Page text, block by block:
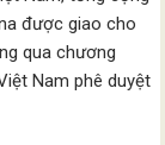
được giao cho
qua chương
Nam phê duyệt